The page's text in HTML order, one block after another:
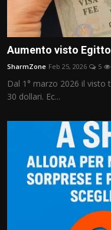
Cibo & Ristoranti
Hotel
Storia & Cultura
Intrattenimento
Info & Business
Italiano
Aumento visto
SharmZone Feb 25, 2026 5
Dal 1° marzo 2026 il visto
30 dollari. Ec...